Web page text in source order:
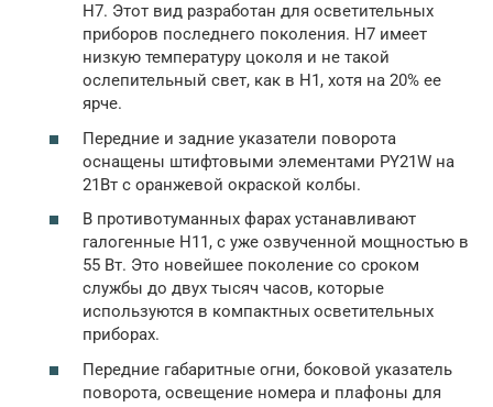
Н7. Этот вид разработан для осветительных
приборов последнего поколения. Н7 имеет
низкую температуру цоколя и не такой
ослепительный свет, как в Н1, хотя на 20% ее
ярче.
Передние и задние указатели поворота
оснащены штифтовыми элементами PY21W на
21Вт с оранжевой окраской колбы.
В противотуманных фарах устанавливают
галогенные Н11, с уже озвученной мощностью в
55 Вт. Это новейшее поколение со сроком
службы до двух тысяч часов, которые
используются в компактных осветительных
приборах.
Передние габаритные огни, боковой указатель
поворота, освещение номера и плафоны для